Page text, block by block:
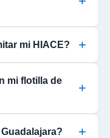
mi HIACE?
mi flotilla de